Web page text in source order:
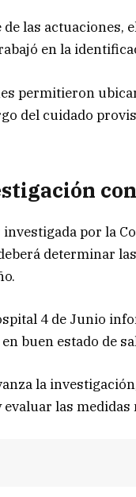
de las actuaciones,
en la
permitieron
del cuidado
investigada por la
determinar
4 de Junio
buen estado de
la
evaluar las